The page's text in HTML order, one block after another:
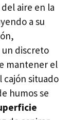
aire en la
a su
un discreto
mantener el
cajón situado
humos se